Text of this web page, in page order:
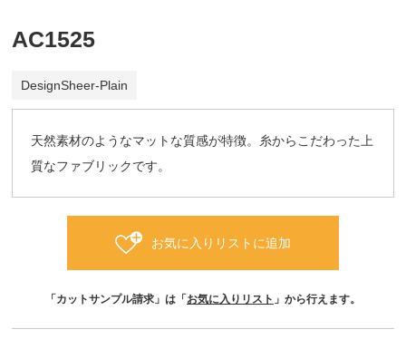
AC1525
DesignSheer-Plain
天然素材のようなマットな質感が特徴。糸からこだわった上
質なファブリックです。
お気に入りリストに追加
「カットサンプル請求」は「 お気に入りリスト 」から行えます。